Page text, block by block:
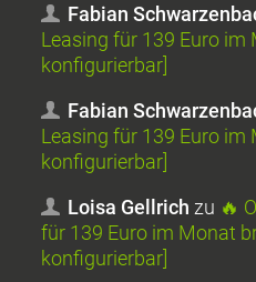
Fabian
Leasing für 139 Euro
konfigurierbar]
Fabian
Leasing für 139 Euro
konfigurierbar]
Loisa Gellrich zu 🔥
für 139 Euro im Monat
konfigurierbar]